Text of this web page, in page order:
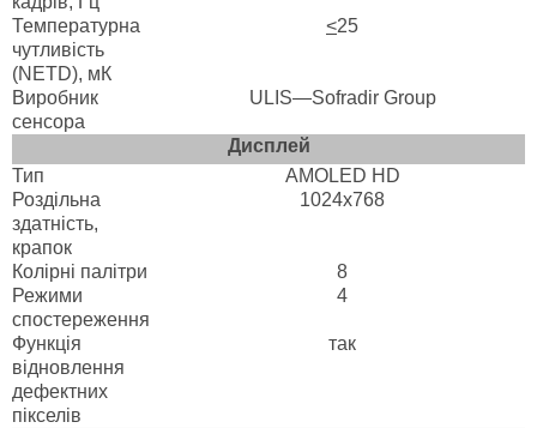
Температурна
чутливість
(NETD), мК
<25
Виробник
сенсора
ULIS—Sofradir Group
Дисплей
Тип
AMOLED HD
Роздільна
здатність,
крапок
1024x768
Колірні палітри
8
Режими
спостереження
4
Функція
відновлення
дефектних
пікселів
так